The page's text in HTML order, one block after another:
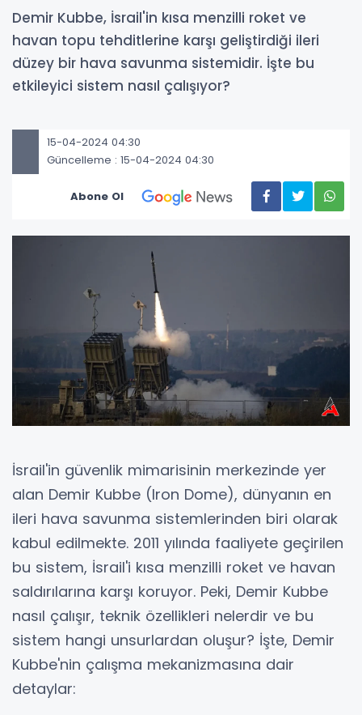
Demir Kubbe, İsrail'in kısa menzilli roket ve
havan topu tehditlerine karşı geliştirdiği ileri
düzey bir hava savunma sistemidir. İşte bu
etkileyici sistem nasıl çalışıyor?
15-04-2024 04:30
Güncelleme : 15-04-2024 04:30
Abone Ol
İsrail'in güvenlik mimarisinin merkezinde yer
alan Demir Kubbe (Iron Dome), dünyanın en
ileri hava savunma sistemlerinden biri olarak
kabul edilmekte. 2011 yılında faaliyete geçirilen
bu sistem, İsrail'i kısa menzilli roket ve havan
saldırılarına karşı koruyor. Peki, Demir Kubbe
nasıl çalışır, teknik özellikleri nelerdir ve bu
sistem hangi unsurlardan oluşur? İşte, Demir
Kubbe'nin çalışma mekanizmasına dair
detaylar: